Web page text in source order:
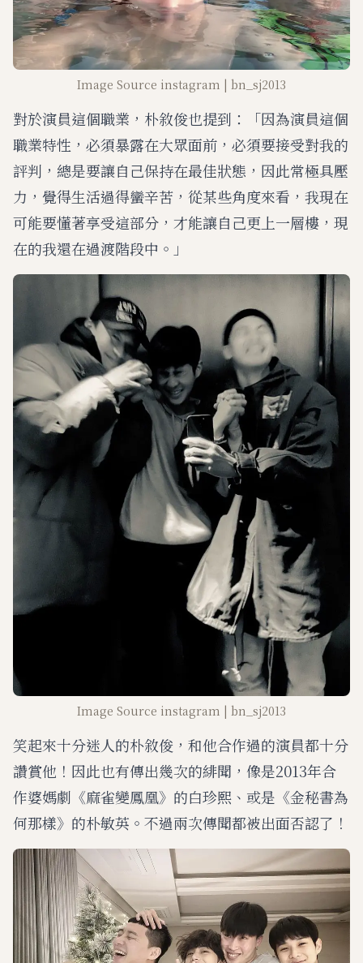
Image Source instagram | bn_sj2013
對於演員這個職業，朴敘俊也提到：「因為演員這個
職業特性，必須暴露在大眾面前，必須要接受對我的
評判，總是要讓自己保持在最佳狀態，因此常極具壓
力，覺得生活過得蠻辛苦，從某些角度來看，我現在
可能要懂著享受這部分，才能讓自己更上一層樓，現
在的我還在過渡階段中。」
Image Source instagram | bn_sj2013
笑起來十分迷人的朴敘俊，和他合作過的演員都十分
讚賞他！因此也有傳出幾次的緋聞，像是2013年合
作婆媽劇《麻雀變鳳凰》的白珍熙、或是《金秘書為
何那樣》的朴敏英。不過兩次傳聞都被出面否認了！